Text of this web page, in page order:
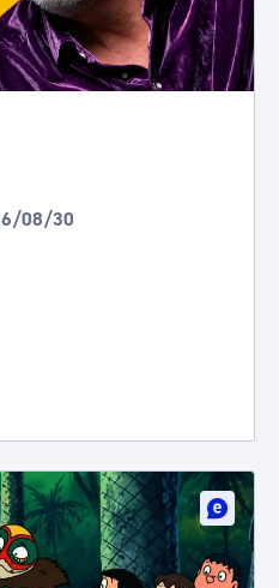
08/30